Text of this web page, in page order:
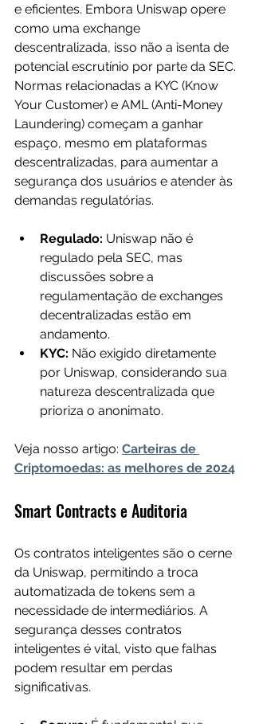
e eficientes. Embora Uniswap opere
como uma exchange
descentralizada, isso não a isenta de
potencial escrutínio por parte da SEC.
Normas relacionadas a KYC (Know
Your Customer) e AML (Anti-Money
Laundering) começam a ganhar
espaço, mesmo em plataformas
descentralizadas, para aumentar a
segurança dos usuários e atender às
demandas regulatórias.
Regulado: Uniswap não é
regulado pela SEC, mas
discussões sobre a
regulamentação de exchanges
decentralizadas estão em
andamento.
KYC: Não exigido diretamente
por Uniswap, considerando sua
natureza descentralizada que
prioriza o anonimato.
Veja nosso artigo: Carteiras de
Criptomoedas: as melhores de 2024
Smart Contracts e Auditoria
Os contratos inteligentes são o cerne
da Uniswap, permitindo a troca
automatizada de tokens sem a
necessidade de intermediários. A
segurança desses contratos
inteligentes é vital, visto que falhas
podem resultar em perdas
significativas.